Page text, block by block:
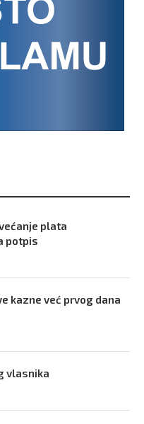
plata
potpis
kazne već prvog dana
vlasnika